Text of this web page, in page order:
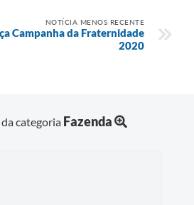
NOTÍCIA MENOS RECENTE
Campanha da Fraternidade
2020
categoria Fazenda